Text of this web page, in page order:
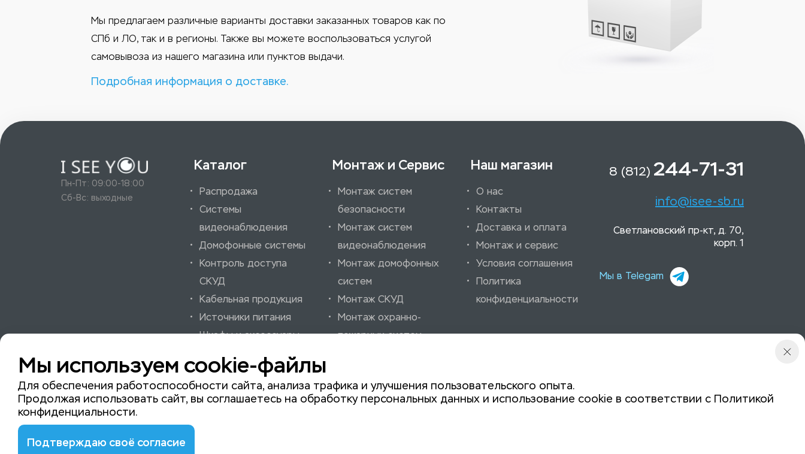
Мы предлагаем различные варианты доставки заказанных товаров как по
СПб и ЛО, так и в регионы. Также вы можете воспользоваться услугой
самовывоза из нашего магазина или пунктов выдачи.
Подробная информация о доставке.
Пн-Пт: 09:00-18:00
Сб-Вс: выходные
Каталог
Распродажа
Системы
видеонаблюдения
Домофонные системы
Контроль доступа
СКУД
Кабельная продукция
Источники питания
Шкафы и аксессуары
пожарной сигнализации
Монтаж и Сервис
Монтаж систем
безопасности
Монтаж систем
видеонаблюдения
Монтаж домофонных
систем
Монтаж СКУД
Монтаж охранно-
пожарных систем
для ворот
Наш магазин
О нас
Контакты
Доставка и оплата
Монтаж и сервис
Условия соглашения
Политика
конфиденциальности
8 (812) 244-71-31
info@isee-sb.ru
Светлановский пр-кт, д. 70,
корп. 1
Мы в Telegam
© 2015-2026 ISeeYou - системы безопасности
Мы используем cookie-файлы
Для обеспечения работоспособности сайта, анализа трафика и улучшения пользовательского опыта.
Продолжая использовать сайт, вы соглашаетесь на обработку персональных данных и использование cookie в соответствии с Политикой
конфиденциальности.
Подтверждаю своё согласие